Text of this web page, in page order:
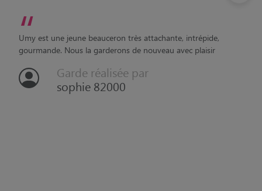
“
Umy est une jeune beauceron très attachante, intrépide,
gourmande. Nous la garderons de nouveau avec plaisir
Garde réalisée par
sophie 82000